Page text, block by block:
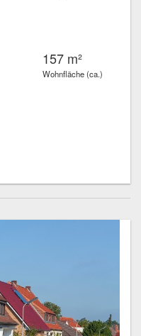
157 m²
Wohnfläche (ca.)